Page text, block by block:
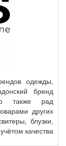
одежды,
бренд
также рад
других
блузки,
качества